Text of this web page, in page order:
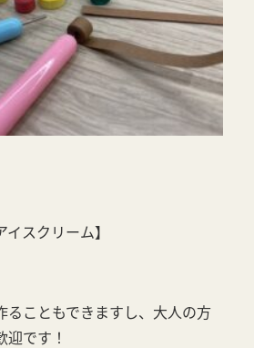
スクリーム】
ることもできますし、大人の方
です！